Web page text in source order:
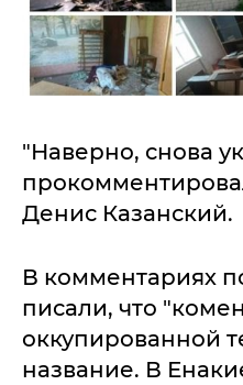
"Наверно, снова
Денис Казанский.
В комментариях
писали, что
оккупированной
название. В